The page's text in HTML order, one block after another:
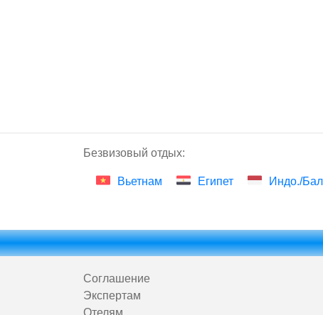
Безвизовый отдых:
Вьетнам Египет Индо./
Соглашение
Экспертам
Отелям